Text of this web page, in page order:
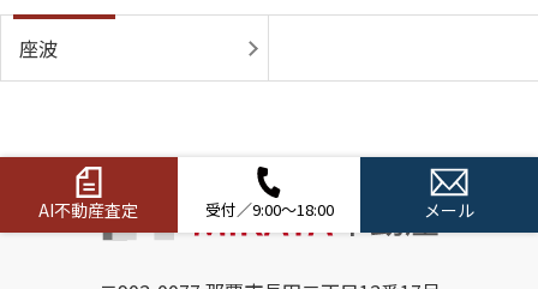
座波
AI不動産査定 受付／9:00～18:00 メール